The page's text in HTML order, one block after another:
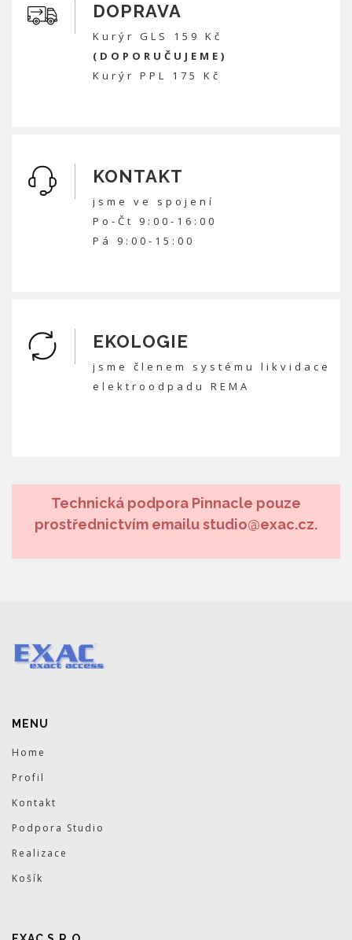
DOPRAVA
Kurýr GLS 159 Kč
(DOPORUČUJEME)
Kurýr PPL 175 Kč
KONTAKT
jsme ve spojení
Po-Čt 9:00-16:00
Pá 9:00-15:00
EKOLOGIE
jsme členem systému likvidace
elektroodpadu REMA
Technická podpora Pinnacle pouze
prostřednictvím emailu studio@exac.cz.
MENU
Home
Profil
Kontakt
Podpora Studio
Realizace
Košík